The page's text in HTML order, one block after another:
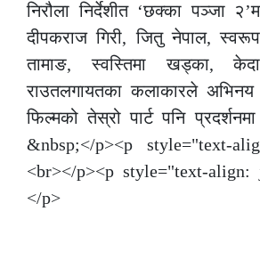
निरौला निर्देशीत ‘छक्का पञ्जा
दीपकराज गिरी, जितु नेपाल,
तामाङ, स्वस्तिमा खड्का,
राउतलगायतका कलाकारले
फिल्मको तेस्रो पार्ट पनि
&nbsp;</p><p style="text-
<br></p><p style="text-
</p>